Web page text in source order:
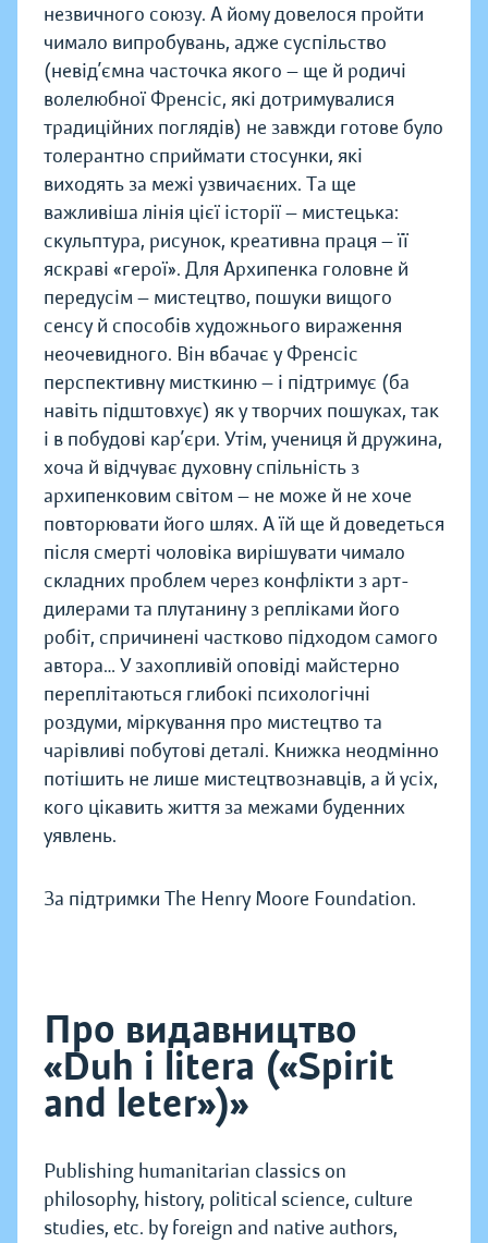
незвичного союзу. А йому довелося пройти
чимало випробувань, адже суспільство
(невід’ємна часточка якого — ще й родичі
волелюбної Френсіс, які дотримувалися
традиційних поглядів) не завжди готове було
толерантно сприймати стосунки, які
виходять за межі узвичаєних. Та ще
важливіша лінія цієї історії — мистецька:
скульптура, рисунок, креативна праця — її
яскраві «герої». Для Архипенка головне й
передусім — мистецтво, пошуки вищого
сенсу й способів художнього вираження
неочевидного. Він вбачає у Френсіс
перспективну мисткиню — і підтримує (ба
навіть підштовхує) як у творчих пошуках, так
і в побудові кар’єри. Утім, учениця й дружина,
хоча й відчуває духовну спільність з
архипенковим світом — не може й не хоче
повторювати його шлях. А їй ще й доведеться
після смерті чоловіка вирішувати чимало
складних проблем через конфлікти з арт-
дилерами та плутанину з репліками його
робіт, спричинені частково підходом самого
автора… У захопливій оповіді майстерно
переплітаються глибокі психологічні
роздуми, міркування про мистецтво та
чарівливі побутові деталі. Книжка неодмінно
потішить не лише мистецтвознавців, а й усіх,
кого цікавить життя за межами буденних
уявлень.
За підтримки The Henry Moore Foundation.
Про видавництво
«Duh i litera («Spirit
and leter»)»
Publishing humanitarian classics on
philosophy, history, political science, culture
studies, etc. by foreign and native authors,